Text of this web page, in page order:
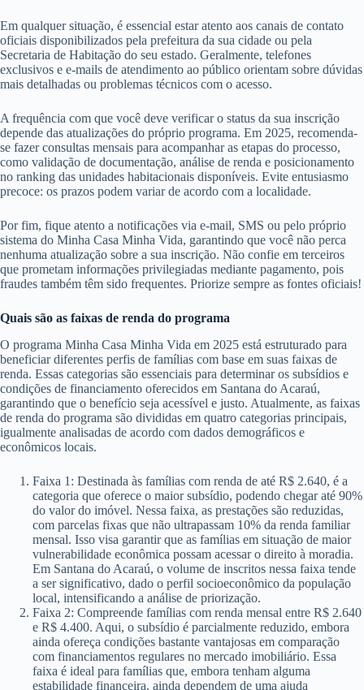
Em qualquer situação, é essencial estar atento aos canais de contato
oficiais disponibilizados pela prefeitura da sua cidade ou pela
Secretaria de Habitação do seu estado. Geralmente, telefones
exclusivos e e-mails de atendimento ao público orientam sobre dúvidas
mais detalhadas ou problemas técnicos com o acesso.
A frequência com que você deve verificar o status da sua inscrição
depende das atualizações do próprio programa. Em 2025, recomenda-
se fazer consultas mensais para acompanhar as etapas do processo,
como validação de documentação, análise de renda e posicionamento
no ranking das unidades habitacionais disponíveis. Evite entusiasmo
precoce: os prazos podem variar de acordo com a localidade.
Por fim, fique atento a notificações via e-mail, SMS ou pelo próprio
sistema do Minha Casa Minha Vida, garantindo que você não perca
nenhuma atualização sobre a sua inscrição. Não confie em terceiros
que prometam informações privilegiadas mediante pagamento, pois
fraudes também têm sido frequentes. Priorize sempre as fontes oficiais!
Quais são as faixas de renda do programa
O programa Minha Casa Minha Vida em 2025 está estruturado para
beneficiar diferentes perfis de famílias com base em suas faixas de
renda. Essas categorias são essenciais para determinar os subsídios e
condições de financiamento oferecidos em Santana do Acaraú,
garantindo que o benefício seja acessível e justo. Atualmente, as faixas
de renda do programa são divididas em quatro categorias principais,
igualmente analisadas de acordo com dados demográficos e
econômicos locais.
Faixa 1: Destinada às famílias com renda de até R$ 2.640, é a
categoria que oferece o maior subsídio, podendo chegar até 90%
do valor do imóvel. Nessa faixa, as prestações são reduzidas,
com parcelas fixas que não ultrapassam 10% da renda familiar
mensal. Isso visa garantir que as famílias em situação de maior
vulnerabilidade econômica possam acessar o direito à moradia.
Em Santana do Acaraú, o volume de inscritos nessa faixa tende
a ser significativo, dado o perfil socioeconômico da população
local, intensificando a análise de priorização.
Faixa 2: Compreende famílias com renda mensal entre R$ 2.640
e R$ 4.400. Aqui, o subsídio é parcialmente reduzido, embora
ainda ofereça condições bastante vantajosas em comparação
com financiamentos regulares no mercado imobiliário. Essa
faixa é ideal para famílias que, embora tenham alguma
estabilidade financeira, ainda dependem de uma ajuda